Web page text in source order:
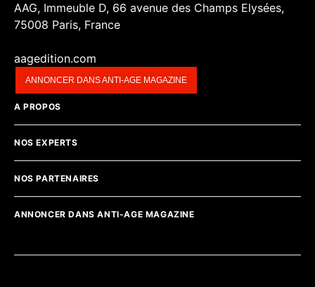
AAG, Immeuble D, 66 avenue des Champs Elysées,
75008 Paris, France
aagedition.com
ANNONCER DANS ANTI-AGE MAGAZINE
A PROPOS
NOS EXPERTS
NOS PARTENAIRES
ANNONCER DANS ANTI-AGE MAGAZINE